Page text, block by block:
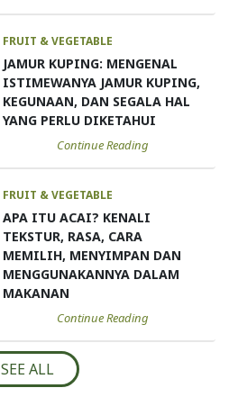
FRUIT & VEGETABLE
JAMUR KUPING: MENGENAL
ISTIMEWANYA JAMUR KUPING,
KEGUNAAN, DAN SEGALA HAL
YANG PERLU DIKETAHUI
Continue Reading
FRUIT & VEGETABLE
APA ITU ACAI? KENALI
TEKSTUR, RASA, CARA
MEMILIH, MENYIMPAN DAN
MENGGUNAKANNYA DALAM
MAKANAN
Continue Reading
SEE ALL